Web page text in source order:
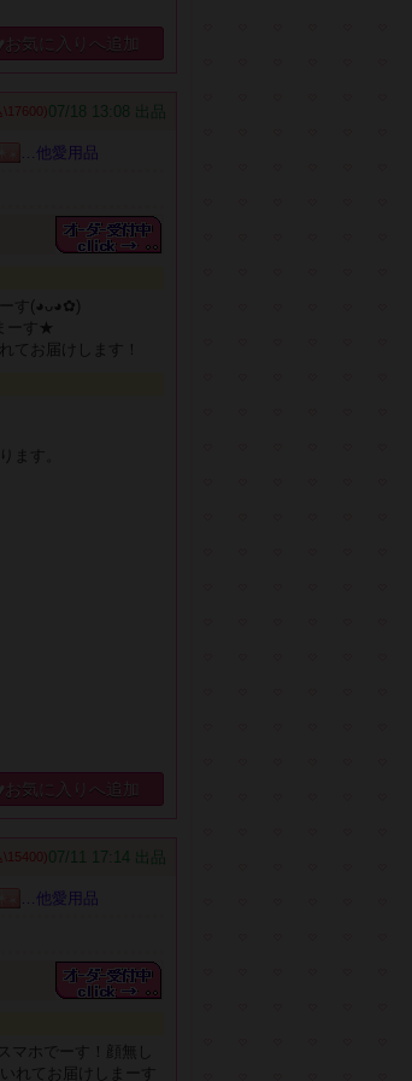
お気に入りへ追加
\17600)07/18 13:08 出品
…他愛用品
す(⁠◕⁠ᴗ⁠◕⁠✿⁠)
ーす★
てお届けします！
ます。
お気に入りへ追加
\15400)07/11 17:14 出品
…他愛用品
マホでーす！顔無し
れてお届けしまーす